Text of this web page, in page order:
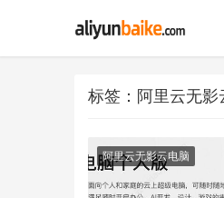
标签：阿里云无影
阿里云无影云电脑